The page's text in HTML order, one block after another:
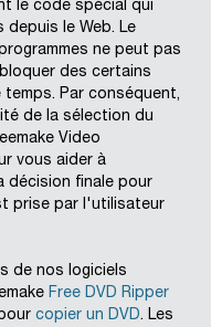
le code spécial qui
depuis le Web. Le
ne peut pas
des certains
Par conséquent,
de la sélection du
Video
vous aider à
décision finale pour
prise par l'utilisateur
de nos logiciels
Free DVD Ripper
copier un DVD. Les